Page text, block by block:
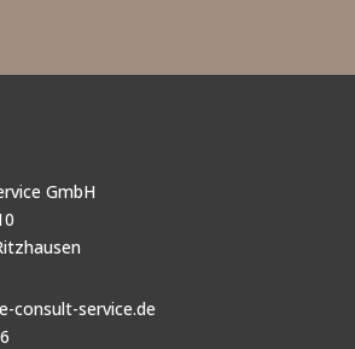
GmbH
consult-service.de